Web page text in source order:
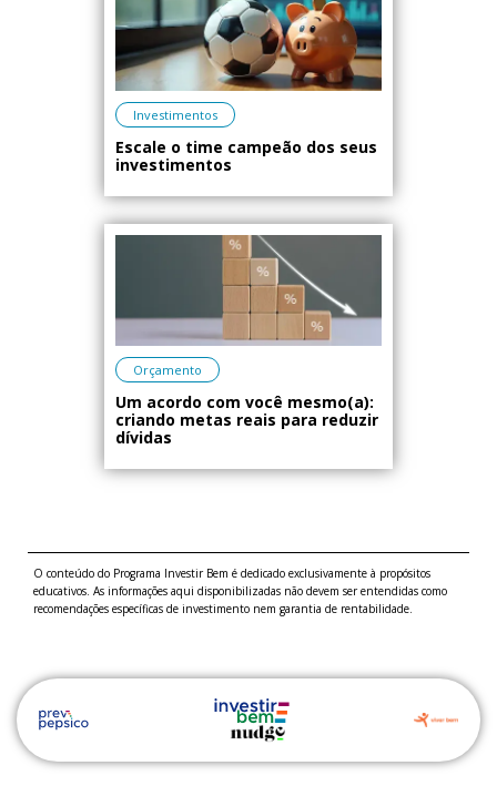
Investimentos
Escale o time campeão dos seus
investimentos
Orçamento
Um acordo com você mesmo(a):
criando metas reais para reduzir
dívidas
O conteúdo do Programa Investir Bem é dedicado exclusivamente à propósitos
educativos. As informações aqui disponibilizadas não devem ser entendidas como
recomendações específicas de investimento nem garantia de rentabilidade.